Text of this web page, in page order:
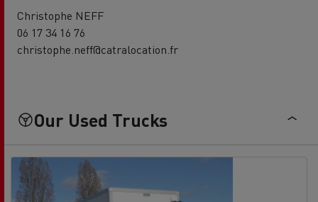
Christophe NEFF
06 17 34 16 76
christophe.neff@catralocation.fr
Our Used Trucks